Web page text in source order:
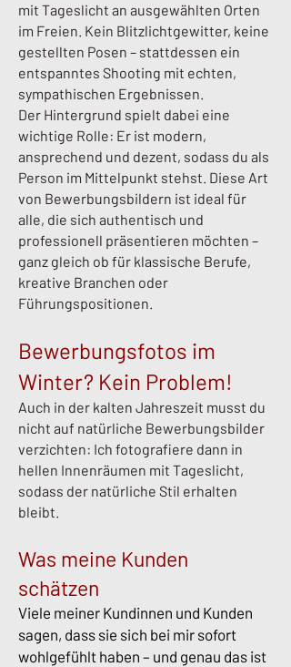
mit Tageslicht an ausgewählten Orten
im Freien. Kein Blitzlichtgewitter, keine
gestellten Posen – stattdessen ein
entspanntes Shooting mit echten,
sympathischen Ergebnissen.
Der Hintergrund spielt dabei eine
wichtige Rolle: Er ist modern,
ansprechend und dezent, sodass du als
Person im Mittelpunkt stehst. Diese Art
von Bewerbungsbildern ist ideal für
alle, die sich authentisch und
professionell präsentieren möchten –
ganz gleich ob für klassische Berufe,
kreative Branchen oder
Führungspositionen.
Bewerbungsfotos im
Winter? Kein Problem!
Auch in der kalten Jahreszeit musst du
nicht auf natürliche Bewerbungsbilder
verzichten: Ich fotografiere dann in
hellen Innenräumen mit Tageslicht,
sodass der natürliche Stil erhalten
bleibt.
Was meine Kunden
schätzen
Viele meiner Kundinnen und Kunden
sagen, dass sie sich bei mir sofort
wohlgefühlt haben – und genau das ist